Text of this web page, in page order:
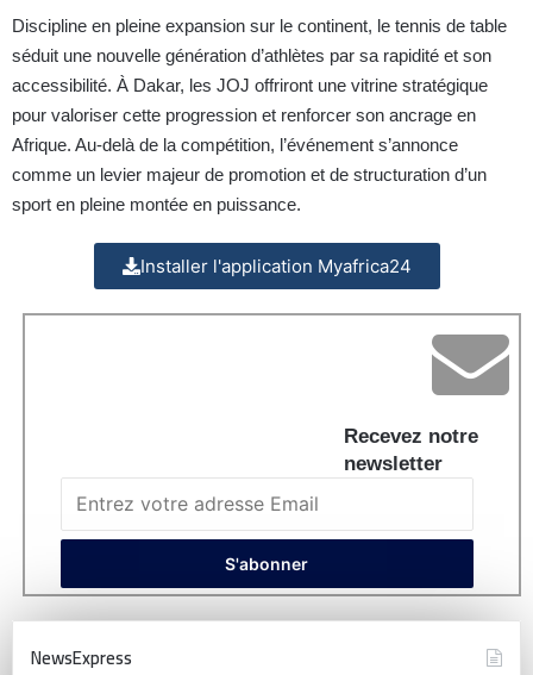
Discipline en pleine expansion sur le continent, le tennis de table
séduit une nouvelle génération d’athlètes par sa rapidité et son
accessibilité. À Dakar, les JOJ offriront une vitrine stratégique
pour valoriser cette progression et renforcer son ancrage en
Afrique. Au-delà de la compétition, l’événement s’annonce
comme un levier majeur de promotion et de structuration d’un
sport en pleine montée en puissance.
Installer l'application Myafrica24
Recevez notre
newsletter
NewsExpress